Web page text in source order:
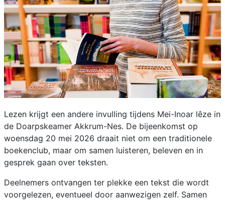
Lezen krijgt een andere invulling tijdens Mei-Inoar lêze in
de Doarpskeamer Akkrum-Nes. De bijeenkomst op
woensdag 20 mei 2026 draait niet om een traditionele
boekenclub, maar om samen luisteren, beleven en in
gesprek gaan over teksten.
Deelnemers ontvangen ter plekke een tekst die wordt
voorgelezen, eventueel door aanwezigen zelf. Samen